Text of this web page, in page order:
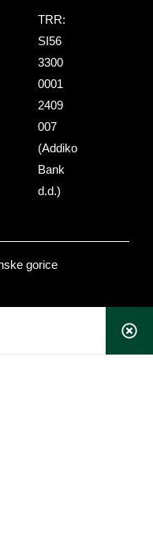
TRR:
SI56
3300
0001
2409
007
(Addiko
Bank
d.d.)
gorice